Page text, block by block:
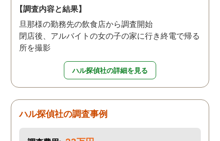
【調査内容と結果】
旦那様の勤務先の飲食店から調査開始
閉店後、アルバイトの女の子の家に行き終電で帰る
所を撮影
ハル探偵社の詳細を見る
ハル探偵社の調査事例